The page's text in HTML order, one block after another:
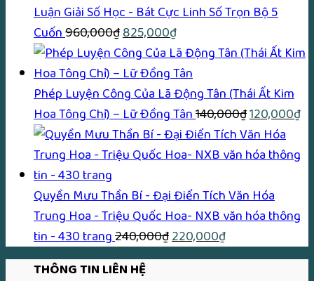
500,000₫.là:
Luận Giải Số Học - Bát Cực Linh Số Trọn Bộ 5
Cuốn960,000₫Giá
gốc
là:
960,000₫.
825,000₫Giá
hiện
tại
là:
825,000₫.
Phép Luyện Công Của Lã Động Tân (Thái Ất Kim
Hoa Tông Chỉ) – Lữ Ðồng Tân140,000₫Giá
gốc
là:
120,000₫
Quyền Mưu Thần Bí - Đại Điển Tích Văn Hóa
Trung Hoa - Triệu Quốc Hoa- NXB văn hóa thông
tin - 430 trang240,000₫Giá
gốc
220,000₫Giá
hiện
THÔNG TIN LIÊN HỆ